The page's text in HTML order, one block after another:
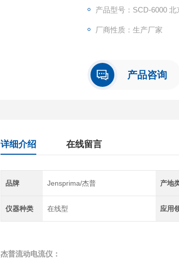
产品型号：SCD-6000 北
厂商性质：生产厂家
产品咨询
详细介绍 在线留言
品牌 Jensprima/杰普 产地
仪器种类 在线型 应用
杰普流动电流仪：